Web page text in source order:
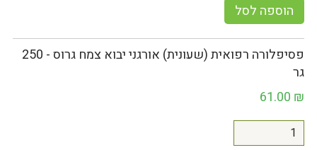
הוספה לסל
פסיפלורה רפואית (שעונית) אורגני יבוא צמח גרוס - 250
גר
61.00 ₪